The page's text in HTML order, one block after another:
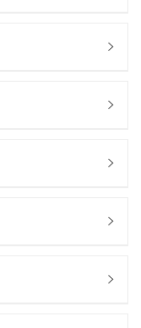




